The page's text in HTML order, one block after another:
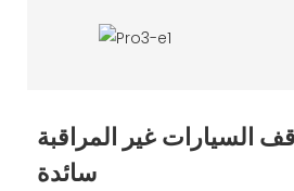
السيارات غير المراقبة
سائدة